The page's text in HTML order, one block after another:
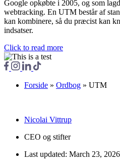
Google opkøbte i 2005, og som
webtracking. En UTM består af
kan kombinere, så du præcist kan
indsatser.
Click to read more
Forside » Ordbog » UTM
Nicolai Vittrup
CEO og stifter
Last updated: March 23, 2026